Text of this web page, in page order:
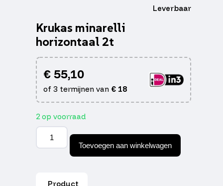
Leverbaar
Krukas minarelli
horizontaal 2t
€55,10
of 3 termijnen van €18
2 op voorraad
Krukas
minarelli
horizontaalToevoegen aan winkelwagen
Product